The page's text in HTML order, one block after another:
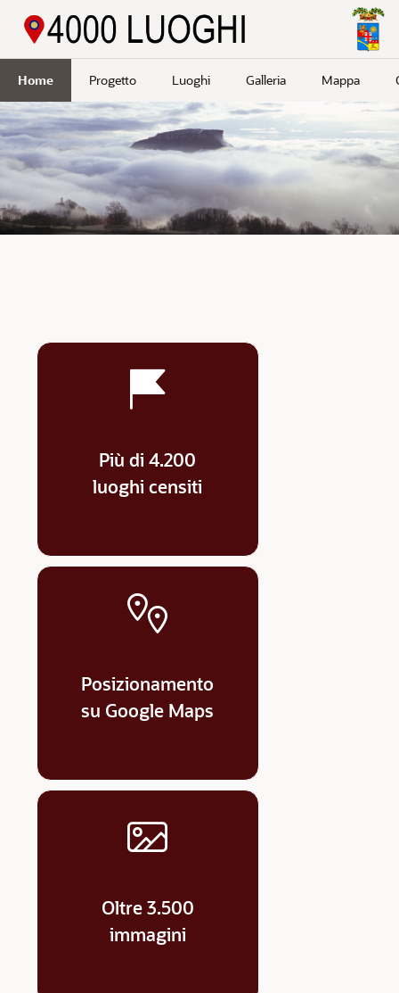
Home Progetto Luoghi Galleria Mappa
Più di 4.200
luoghi censiti
Posizionamento
su Google Maps
Oltre 3.500
immagini